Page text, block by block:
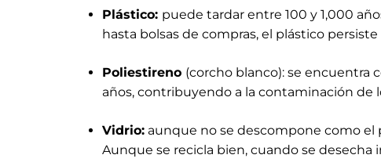
Plástico: puede tardar entre 100 y 1,000
hasta bolsas de compras, el plástico
Poliestireno (corcho blanco): se encuentra
años, contribuyendo a la contaminación de
Vidrio: aunque no se descompone como
Aunque se recicla bien, cuando se